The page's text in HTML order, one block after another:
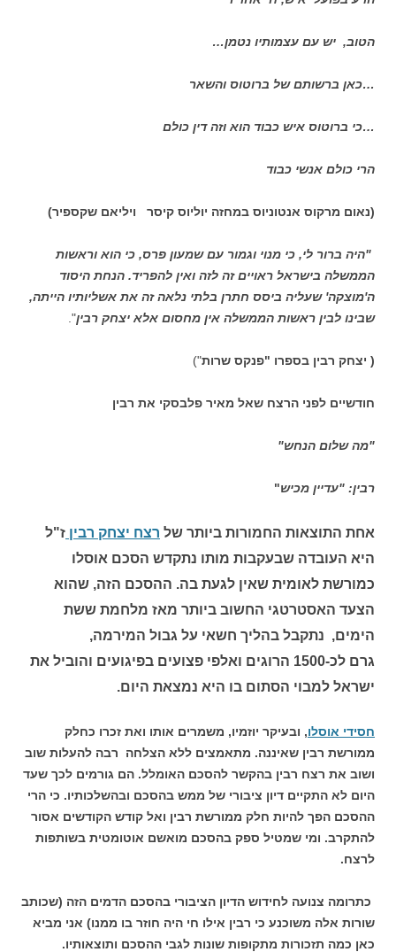
הטוב, יש עם עצמותיו נטמן…
…כאן ברשותם של ברוטוס והשאר
…כי ברוטוס איש כבוד הוא וזה דין כולם
הרי כולם אנשי כבוד
(נאום מרקוס אנטוניוס במחזה יוליוס קיסר ויליאם שקספיר)
"היה ברור לי, כי מנוי וגמור עם שמעון פרס, כי הוא וראשות
הממשלה בישראל ראויים זה לזה ואין להפריד. הנחת היסוד
ה'מוצקה' שעליה ביסס חתרן בלתי נלאה זה את אשליותיו הייתה,
שבינו לבין ראשות הממשלה אין מחסום אלא יצחק רבין".
( יצחק רבין בספרו "פנקס שרות")
חודשיים לפני הרצח שאל מאיר פלבסקי את רבין
"מה שלום הנחש"
רבין: "עדיין מכיש"
אחת התוצאות החמורות ביותר של רצח יצחק רבין ז"ל
היא העובדה שבעקבות מותו נתקדש הסכם אוסלו
כמורשת לאומית שאין לגעת בה. ההסכם הזה, שהוא
הצעד האסטרטגי החשוב ביותר מאז מלחמת ששת
הימים, נתקבל בהליך חשאי על גבול המירמה,
גרם לכ-1500 הרוגים ואלפי פצועים בפיגועים והוביל את
ישראל למבוי הסתום בו היא נמצאת היום.
חסידי אוסלו, ובעיקר יוזמיו, משמרים אותו ואת זכרו כחלק
ממורשת רבין שאיננה. מתאמצים ללא הצלחה רבה להעלות שוב
ושוב את רצח רבין בהקשר להסכם האומלל. הם גורמים לכך שעד
היום לא התקיים דיון ציבורי של ממש בהסכם ובהשלכותיו. כי הרי
ההסכם הפך להיות חלק ממורשת רבין ואל קודש הקודשים אסור
להתקרב. ומי שמטיל ספק בהסכם מואשם אוטומטית בשותפות
לרצח.
כתרומה צנועה לחידוש הדיון הציבורי בהסכם הדמים הזה (שכותב
שורות אלה משוכנע כי רבין אילו חי היה חוזר בו ממנו) אני מביא
כאן כמה תזכורות מתקופות שונות לגבי ההסכם ותוצאותיו.